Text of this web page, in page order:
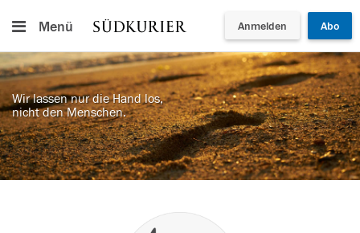
Menü Anmelden Abo
Wir lassen nur die Hand los,
nicht den Menschen.